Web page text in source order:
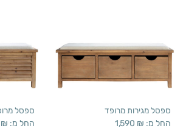
ספסל מגירות מרופד
החל מ: 1,590 ₪
ספסל
החל מ: ₪